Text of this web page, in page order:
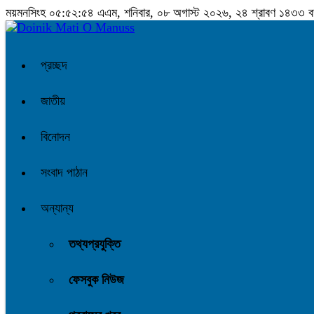
ময়মনসিংহ ০৫:৫২:৫৫ এএম, শনিবার, ০৮ অগাস্ট ২০২৬, ২৪ শ্রাবণ ১৪৩৩
প্রচ্ছদ
জাতীয়
বিনোদন
সংবাদ পাঠান
অন্যান্য
তথ্যপ্রযুক্তি
ফেসবুক নিউজ